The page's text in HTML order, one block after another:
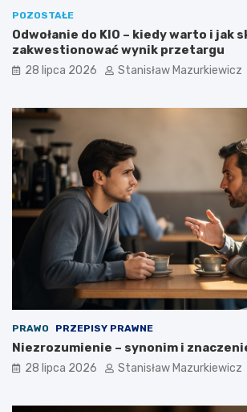
POZOSTAŁE
Odwołanie do KIO – kiedy warto i jak
zakwestionować wynik przetargu
28 lipca 2026 Stanisław Mazurkiewicz
PRAWO PRZEPISY PRAWNE
Niezrozumienie – synonim i
28 lipca 2026 Stanisław Mazurkiewicz